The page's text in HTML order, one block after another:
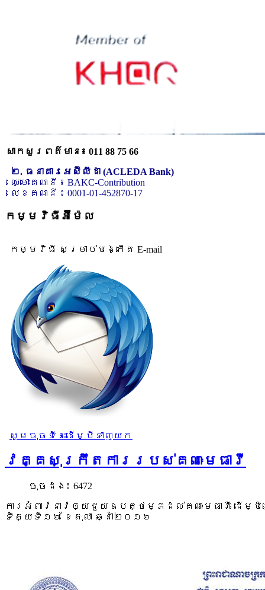
សាកសួរពត៌មាន៖ 011 88 75 66
២. ធនាគារអេស៊ីលីដា (ACLEDA Bank)
ឈ្មោះគណនី ៖ BAKC-Contribution
លេខគណនី ៖ 0001-01-452870-17
កម្មវិធីអ៊ីម៉ែល
កម្មវិធី សម្រាប់បង្កើត E-mail
សូមចុចទីនេះដើម្បីទាញយក
វគ្គសុក្រឹតការរបស់គណៈមេធាវី
ចុច​ដង៖ 6472
ការអំពាវនាវឲ្យជួយឧបត្ថម្ភដល់គណៈមេធាវី ដើម្បី
ទិត្យទី១៦ ខែតុលា ឆ្នាំ២០១៦